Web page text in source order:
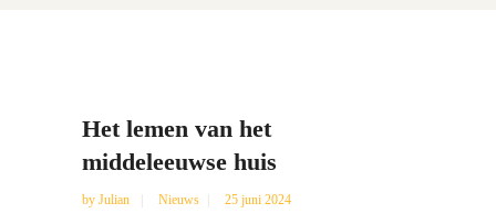
Het lemen van het
middeleeuwse huis
by Julian Nieuws 25 juni 2024